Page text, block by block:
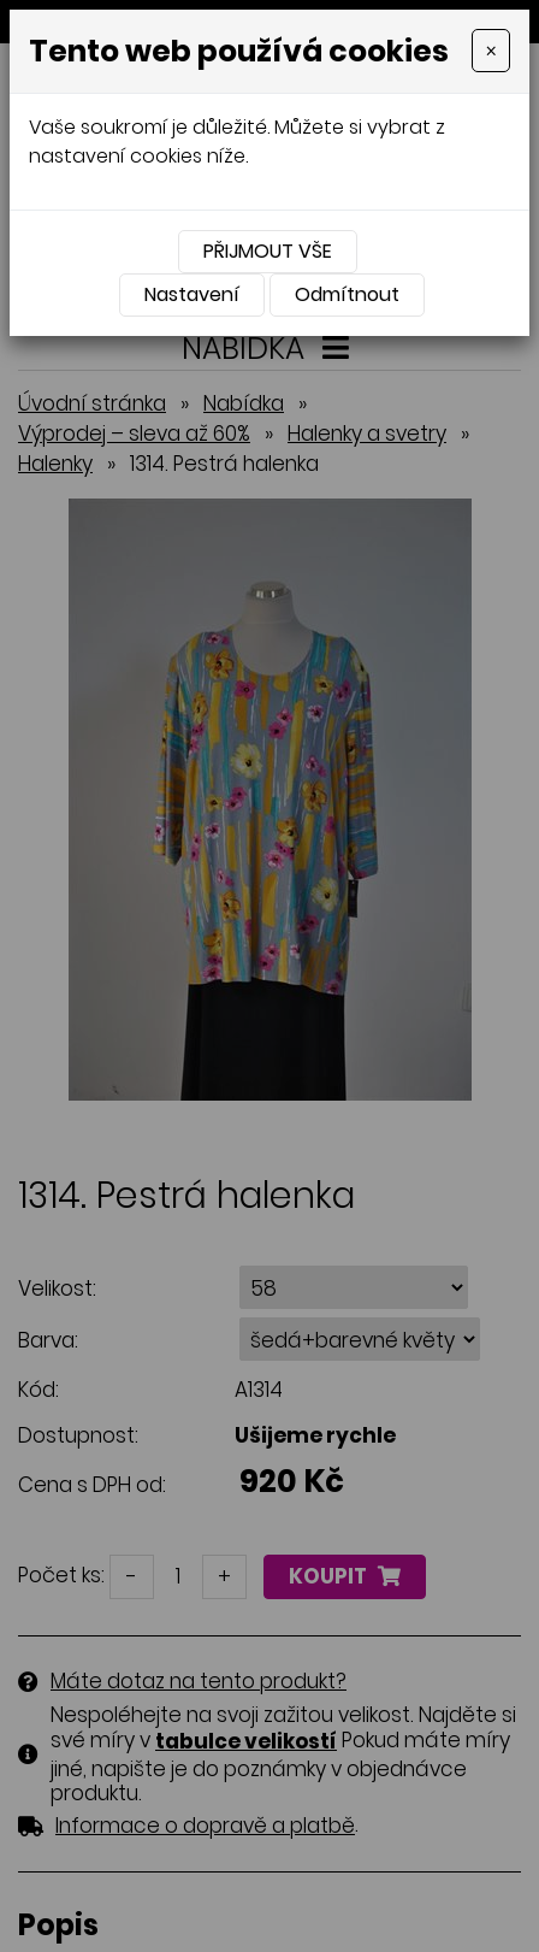
MENU
GALAMODA-XXL
Jana Mládková
XXL,ČESKÁ VÝROBA
Přihlásit Košík 0
NABÍDKA
Úvodní stránka » Nabídka »
Výprodej – sleva až 60% » Halenky a svetry »
Halenky » 1314. Pestrá halenka
1314. Pestrá halenka
Velikost:
Barva:
Kód:
A1314
Dostupnost:
Ušijeme rychle
Cena s DPH od:
920 Kč
Počet ks: - + KOUPIT
Máte dotaz na tento produkt?
Nespoléhejte na svoji zažitou velikost. Najděte si
své míry v tabulce velikostí Pokud máte míry
jiné, napište je do poznámky v objednávce
produktu.
Informace o dopravě a platbě.
Popis
Tento web používá cookies ×
Vaše soukromí je důležité. Můžete si vybrat z
nastavení cookies níže.
PŘIJMOUT VŠE
Nastavení
Odmítnout